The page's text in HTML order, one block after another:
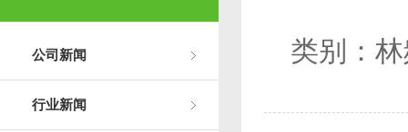
公司新闻
行业新闻
类别：